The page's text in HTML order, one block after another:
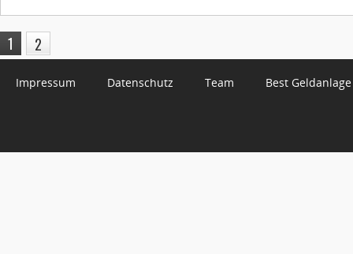
1 2
Impressum Datenschutz Team Best Geldanlage